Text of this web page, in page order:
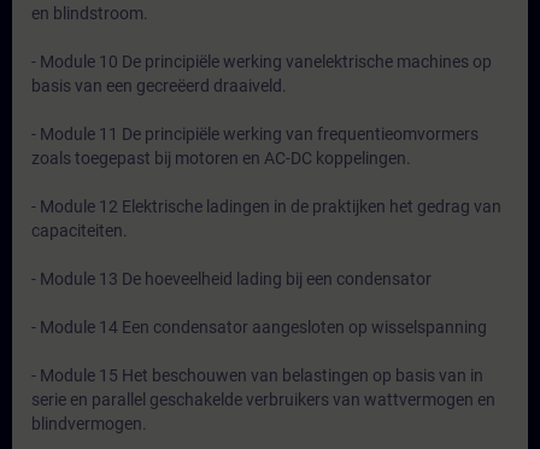
en blindstroom.
- Module 10 De principiële werking vanelektrische machines op
basis van een gecreëerd draaiveld.
- Module 11 De principiële werking van frequentieomvormers
zoals toegepast bij motoren en AC-DC koppelingen.
- Module 12 Elektrische ladingen in de praktijken het gedrag van
capaciteiten.
- Module 13 De hoeveelheid lading bij een condensator
- Module 14 Een condensator aangesloten op wisselspanning
- Module 15 Het beschouwen van belastingen op basis van in
serie en parallel geschakelde verbruikers van wattvermogen en
blindvermogen.